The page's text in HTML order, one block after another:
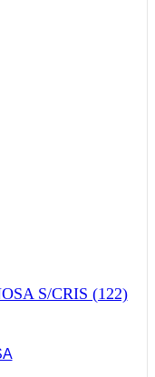
S/CRIS (122)